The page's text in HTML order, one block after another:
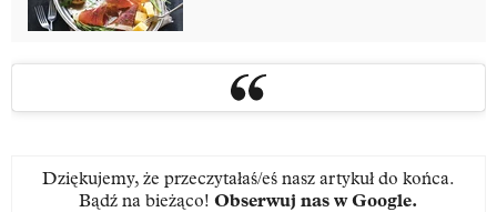
Dziękujemy, że przeczytałaś/eś nasz artykuł do końca.
Bądź na bieżąco! Obserwuj nas w Google.